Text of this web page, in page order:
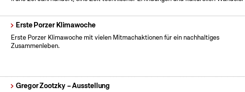
Erste Porzer Klimawoche
Erste Porzer Klimawoche mit vielen Mitmachaktionen für ein nachhaltiges
Zusammenleben.
Gregor Zootzky – Ausstellung